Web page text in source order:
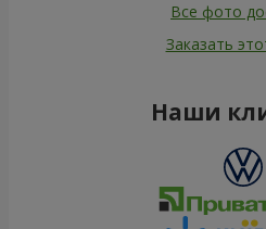
Все фото
Заказать
Наши